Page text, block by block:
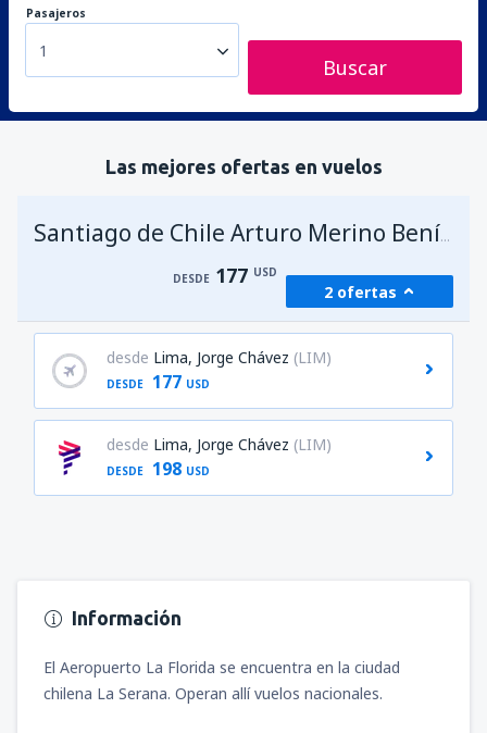
Pasajeros
1
Buscar
Las mejores ofertas en vuelos
Santiago de Chile Arturo Merino Benítez
DESDE 177 USD
2 ofertas
desde Lima, Jorge Chávez (LIM)
DESDE 177 USD
desde Lima, Jorge Chávez (LIM)
DESDE 198 USD
Información
El Aeropuerto La Florida se encuentra en la ciudad
chilena La Serana. Operan allí vuelos nacionales.